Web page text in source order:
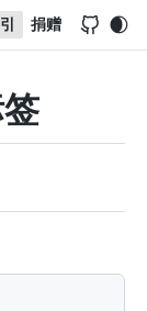
捐赠